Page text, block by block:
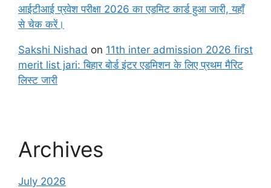
आईटीआई प्रवेश परीक्षा 2026 का एडमिट कार्ड हुआ जारी, यहाँ
से चेक करें।
Sakshi Nishad on 11th inter admission 2026 first
merit list jari: बिहार बोर्ड इंटर एडमिशन के लिए प्रथम मैरिट
लिस्ट जारी
Archives
July 2026